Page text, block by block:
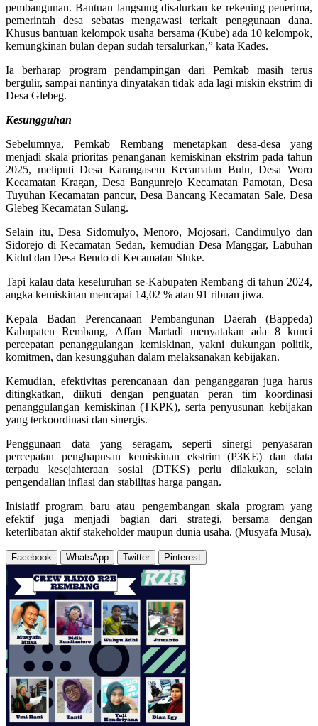
pembangunan. Bantuan langsung disalurkan ke rekening penerima,
pemerintah desa sebatas mengawasi terkait penggunaan dana.
Khusus bantuan kelompok usaha bersama (Kube) ada 10 kelompok,
kemungkinan bulan depan sudah tersalurkan,” kata Kades.
Ia berharap program pendampingan dari Pemkab masih terus
bergulir, sampai nantinya dinyatakan tidak ada lagi miskin ekstrim di
Desa Glebeg.
Kesungguhan
Sebelumnya, Pemkab Rembang menetapkan desa-desa yang
menjadi skala prioritas penanganan kemiskinan ekstrim pada tahun
2025, meliputi Desa Karangasem Kecamatan Bulu, Desa Woro
Kecamatan Kragan, Desa Bangunrejo Kecamatan Pamotan, Desa
Tuyuhan Kecamatan pancur, Desa Bancang Kecamatan Sale, Desa
Glebeg Kecamatan Sulang.
Selain itu, Desa Sidomulyo, Menoro, Mojosari, Candimulyo dan
Sidorejo di Kecamatan Sedan, kemudian Desa Manggar, Labuhan
Kidul dan Desa Bendo di Kecamatan Sluke.
Tapi kalau data keseluruhan se-Kabupaten Rembang di tahun 2024,
angka kemiskinan mencapai 14,02 % atau 91 ribuan jiwa.
Kepala Badan Perencanaan Pembangunan Daerah (Bappeda)
Kabupaten Rembang, Affan Martadi menyatakan ada 8 kunci
percepatan penanggulangan kemiskinan, yakni dukungan politik,
komitmen, dan kesungguhan dalam melaksanakan kebijakan.
Kemudian, efektivitas perencanaan dan penganggaran juga harus
ditingkatkan, diikuti dengan penguatan peran tim koordinasi
penanggulangan kemiskinan (TKPK), serta penyusunan kebijakan
yang terkoordinasi dan sinergis.
Penggunaan data yang seragam, seperti sinergi penyasaran
percepatan penghapusan kemiskinan ekstrim (P3KE) dan data
terpadu kesejahteraan sosial (DTKS) perlu dilakukan, selain
pengendalian inflasi dan stabilitas harga pangan.
Inisiatif program baru atau pengembangan skala program yang
efektif juga menjadi bagian dari strategi, bersama dengan
keterlibatan aktif stakeholder maupun dunia usaha. (Musyafa Musa).
Facebook WhatsApp Twitter Pinterest